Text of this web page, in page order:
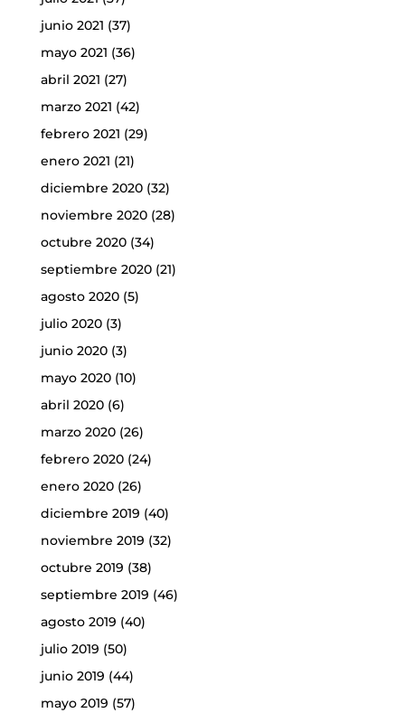
junio 2021 (37)
mayo 2021 (36)
abril 2021 (27)
marzo 2021 (42)
febrero 2021 (29)
enero 2021 (21)
diciembre 2020(32)
noviembre 2020(28)
octubre 2020(34)
septiembre 2020(21)
agosto 2020(5)
julio 2020(3)
junio 2020(3)
mayo 2020(10)
abril 2020(6)
marzo 2020(26)
febrero 2020(24)
enero 2020(26)
diciembre 2019 (40)
noviembre 2019 (32)
octubre 2019 (38)
septiembre 2019 (46)
agosto 2019 (40)
julio 2019 (50)
junio 2019 (44)
mayo 2019 (57)